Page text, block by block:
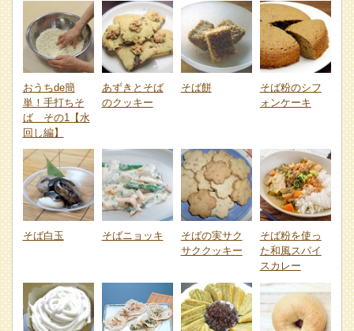
おうちde簡
単！手打ちそ
ば その1【水
回し編】
あずきとそば
のクッキー
そば餅
そば粉のシフ
ォンケーキ
そば白玉 そばニョッキ
そばの実サク
サククッキー
そば粉を使っ
た和風スパイ
スカレー